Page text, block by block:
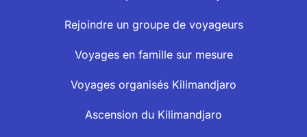
Rejoindre un groupe de voyageurs
Voyages en famille sur mesure
Voyages organisés Kilimandjaro
Ascension du Kilimandjaro